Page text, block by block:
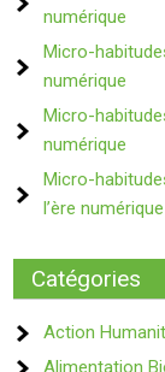
numérique
Micro-
numérique
Micro-
numérique
Micro-
l’ère numérique
Catégories
Action
Alimentation